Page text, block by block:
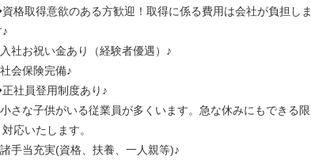
格取得意欲のある方歓迎！取得に係る費用は会社が負担しま
社お祝い金あり（経験者優遇）♪
会保険完備♪
社員登用制度あり♪
さな子供がいる従業員が多くいます。急な休みにもできる限
対応いたします。
手当充実(資格、扶養、一人親等)♪